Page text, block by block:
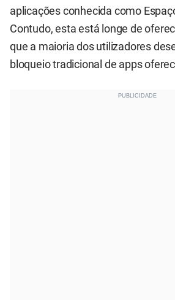
aplicações conhecida como
Contudo, esta está longe de
que a maioria dos utilizadores
bloqueio tradicional de apps